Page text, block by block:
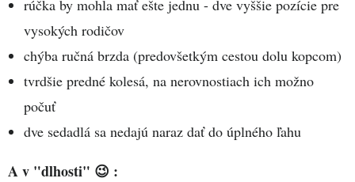
rúčka by mohla mať ešte jednu - dve vyššie pozície pre
vysokých rodičov
chýba ručná brzda (predovšetkým cestou dolu kopcom)
tvrdšie predné kolesá, na nerovnostiach ich možno
počuť
dve sedadlá sa nedajú naraz dať do úplného ľahu
A v "dlhosti" 😉 :